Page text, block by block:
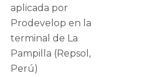
aplicada por
Prodevelop en la
terminal de La
Pampilla (Repsol,
Perú)